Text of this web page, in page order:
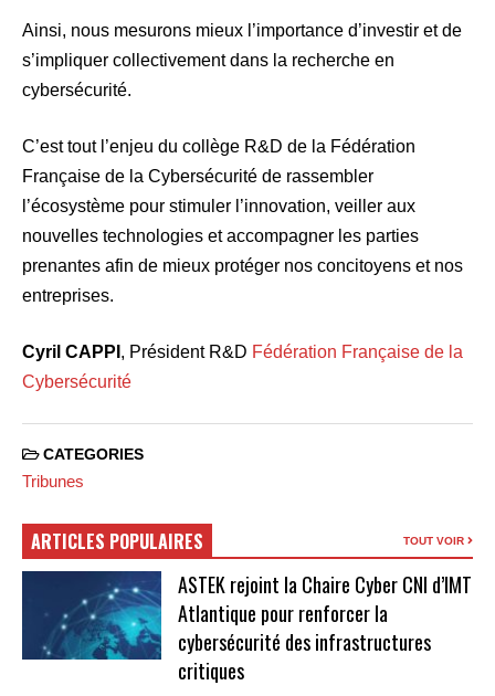
Ainsi, nous mesurons mieux l’importance d’investir et de
s’impliquer collectivement dans la recherche en
cybersécurité.
C’est tout l’enjeu du collège R&D de la Fédération
Française de la Cybersécurité de rassembler
l’écosystème pour stimuler l’innovation, veiller aux
nouvelles technologies et accompagner les parties
prenantes afin de mieux protéger nos concitoyens et nos
entreprises.
Cyril CAPPI , Président R&D Fédération Française de la
Cybersécurité
CATEGORIES
Tribunes
ARTICLES POPULAIRES TOUT VOIR
ASTEK rejoint la Chaire Cyber CNI d’IMT
Atlantique pour renforcer la
cybersécurité des infrastructures
critiques